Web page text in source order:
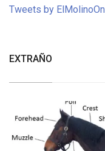
Tweets by
EXTRAÑO